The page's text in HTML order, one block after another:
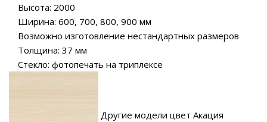
Высота: 2000
Ширина: 600, 700, 800, 900 мм
Возможно изготовление нестандартных размеров
Толщина: 37 мм
Стекло: фотопечать на триплексе
Другие модели цвет Акация